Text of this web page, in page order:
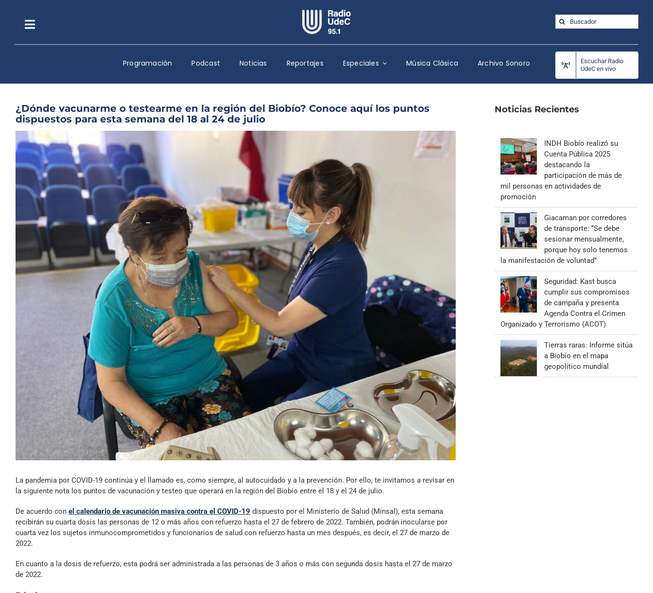
contenidoToggle
Navigation
Escuchar Radio UdeC en vivo
Quiénes Somos
Programación
Podcast
Columnas
Música Clásica
Especiales
Archivo Sonoro
Buscar:
Programación Podcast Noticias Reportajes Especiales Música Clásica Archivo Sonoro
Escuchar Radio
UdeC en vivo
¿Dónde vacunarme o testearme en la región del Biobío? Conoce aquí los puntos
dispuestos para esta semana del 18 al 24 de julio
imagen
grande
La pandemia por COVID-19 continúa y el llamado es, como siempre, al autocuidado y a la prevención. Por ello, te invitamos a revisar en
la siguiente nota los puntos de vacunación y testeo que operará en la región del Biobío entre el 18 y el 24 de julio.
De acuerdo con el calendario de vacunación masiva contra el COVID-19 dispuesto por el Ministerio de Salud (Minsal), esta semana
recibirán su cuarta dosis las personas de 12 o más años con refuerzo hasta el 27 de febrero de 2022. También, podrán inocularse por
cuarta vez los sujetos inmunocomprometidos y funcionarios de salud con refuerzo hasta un mes después, es decir, el 27 de marzo de
2022.
En cuanto a la dosis de refuerzo, esta podrá ser administrada a las personas de 3 años o más con segunda dosis hasta el 27 de marzo
de 2022.
Noticias Recientes
INDH Biobío realizó su
Cuenta Pública 2025
destacando la
participación de más de
mil personas en actividades de
promoción
Giacaman por corredores
de transporte: “Se debe
sesionar mensualmente,
porque hoy solo tenemos
la manifestación de voluntad”
Seguridad: Kast busca
cumplir sus compromisos
de campaña y presenta
Agenda Contra el Crimen
Organizado y Terrorismo (ACOT)
Tierras raras: Informe sitúa
a Biobío en el mapa
geopolítico mundial